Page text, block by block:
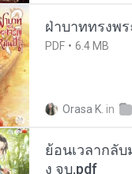
ฝ่าบาททรงพ
PDF 6.4 MB
Orasa K. in
ย้อนเวลากลั
ง จบ.pdf